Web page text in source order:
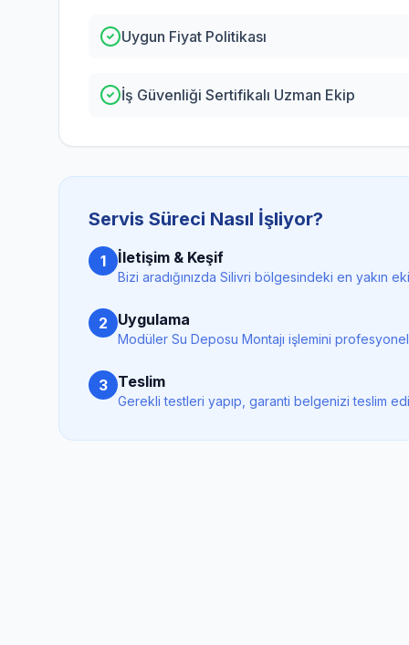
Uygun Fiyat Politikası
İş Güvenliği Sertifikalı Uzman Ekip
Servis Süreci Nasıl İşliyor?
1 İletişim & Keşif
Bizi aradığınızda Silivri bölgesindeki en yakın
2 Uygulama
Modüler Su Deposu Montajı işlemini
3 Teslim
Gerekli testleri yapıp, garanti belgenizi teslim